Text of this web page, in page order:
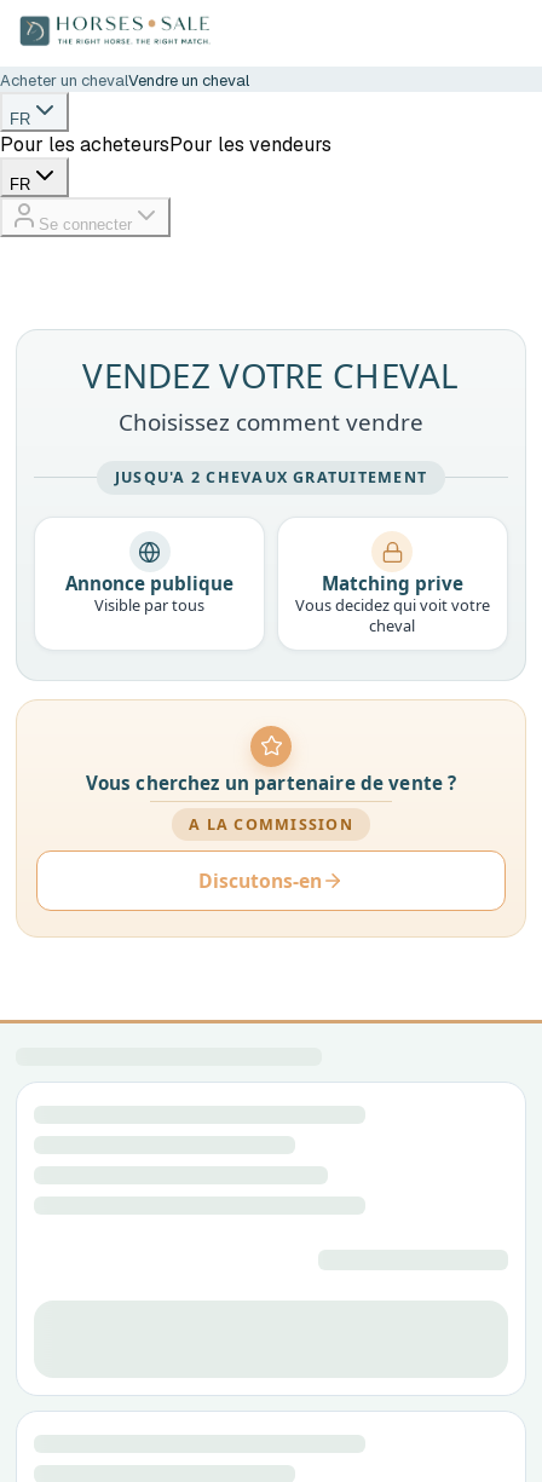
Acheter un chevalVendre un cheval
FR
Pour les acheteursPour les vendeurs
FR
Se connecter
VENDEZ VOTRE CHEVAL
Choisissez comment vendre
JUSQU'A 2 CHEVAUX GRATUITEMENT
Annonce publique
Visible par tous
Matching prive
Vous decidez qui voit votre
cheval
Vous cherchez un partenaire de vente ?
A LA COMMISSION
Discutons-en